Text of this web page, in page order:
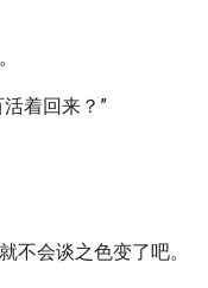
着回来？”
不会谈之色变了吧。